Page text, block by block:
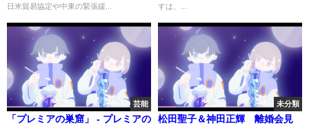
日米貿易協定や中東の緊張緩...
すは、...
芸能
「プレミアの巣窟」 - プレミアの
未分類
松田聖子＆神田正輝 離婚会見